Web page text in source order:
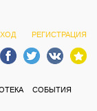
РЕГИСТРАЦИЯ
СОБЫТИЯ